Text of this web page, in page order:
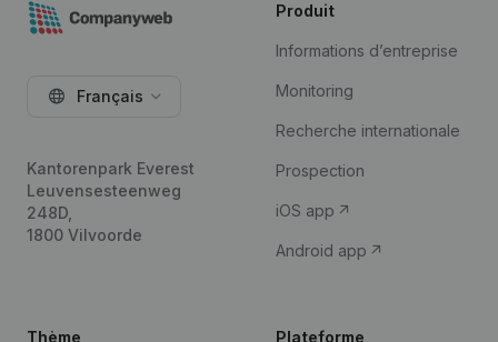
Français
Kantorenpark Everest
Leuvensesteenweg
248D,
1800 Vilvoorde
Produit
Informations d’entreprise
Monitoring
Recherche internationale
Prospection
iOS app
Android app
Thème Plateforme